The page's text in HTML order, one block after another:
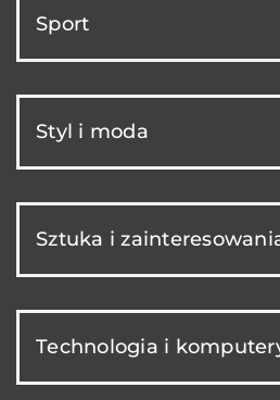
Sport
Styl i moda
Sztuka i
Technologia i